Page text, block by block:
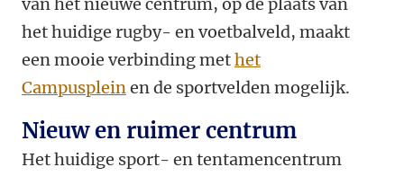
van het nieuwe centrum, op de plaats van
het huidige rugby- en voetbalveld, maakt
een mooie verbinding methet
Campuspleinen de sportvelden mogelijk.
Nieuw en ruimer centrum
Het huidige sport- en tentamencentrum